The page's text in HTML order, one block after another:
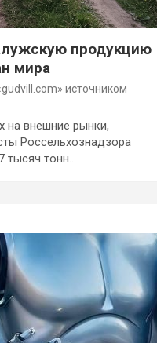
продукцию
мира
источником
на внешние рынки,
Россельхознадзора
тонн…